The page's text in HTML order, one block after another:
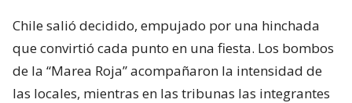
Chile salió decidido, empujado por una hinchada
que convirtió cada punto en una fiesta. Los bombos
de la “Marea Roja” acompañaron la intensidad de
las locales, mientras en las tribunas las integrantes